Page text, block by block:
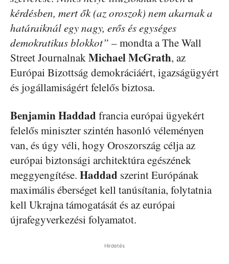
kérdésben, mert ők (az oroszok) nem akarnak a
határaiknál egy nagy, erős és egységes
demokratikus blokkot” – mondta a The Wall
Street JournalnakMichael McGrath, az
Európai Bizottság demokráciáért, igazságügyért
és jogállamiságért felelős biztosa.
Benjamin Haddad francia európai ügyekért
felelős miniszter szintén hasonló véleményen
van, és úgy véli, hogy Oroszország célja az
európai biztonsági architektúra egészének
meggyengítése. Haddad szerint Európának
maximális éberséget kell tanúsítania, folytatnia
kell Ukrajna támogatását és az európai
újrafegyverkezési folyamatot.
Hirdetés